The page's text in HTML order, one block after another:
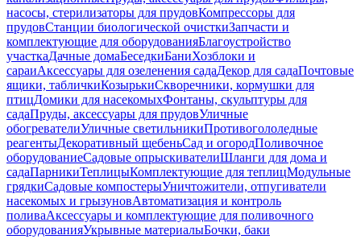
насосы, стерилизаторы для прудовКомпрессоры для
прудовСтанции биологической очисткиЗапчасти и
комплектующие для оборудованияБлагоустройство
участкаДачные домаБеседкиБаниХозблоки и
сараиАксессуары для озеленения садаДекор для садаПочтовые
ящики, табличкиКозырькиСкворечники, кормушки для
птицДомики для насекомыхФонтаны, скульптуры для
садаПруды, аксессуары для прудовУличные
обогревателиУличные светильникиПротивогололедные
реагентыДекоративный щебеньСад и огородПоливочное
оборудованиеСадовые опрыскивателиШланги для дома и
садаПарникиТеплицыКомплектующие для теплицМодульные
грядкиСадовые компостерыУничтожители, отпугиватели
насекомых и грызуновАвтоматизация и контроль
поливаАксессуары и комплектующие для поливочного
оборудованияУкрывные материалыБочки, баки